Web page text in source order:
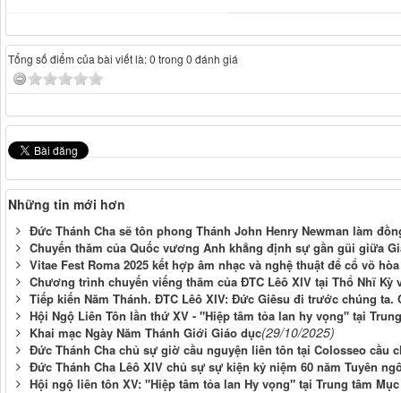
Tổng số điểm của bài viết là: 0 trong 0 đánh giá
Những tin mới hơn
Đức Thánh Cha sẽ tôn phong Thánh John Henry Newman làm
Chuyến thăm của Quốc vương Anh khẳng định sự gần gũi giữa
Vitae Fest Roma 2025 kết hợp âm nhạc và nghệ thuật để cổ võ
Chương trình chuyến viếng thăm của ĐTC Lêô XIV tại Thổ Nhĩ Kỳ
Tiếp kiến Năm Thánh. ĐTC Lêô XIV: Đức Giêsu đi trước chúng
Hội Ngộ Liên Tôn lần thứ XV - "Hiệp tâm tỏa lan hy vọng" tại
Khai mạc Ngày Năm Thánh Giới Giáo dục(29/10/2025)
Đức Thánh Cha chủ sự giờ cầu nguyện liên tôn tại Colosseo cầu
Đức Thánh Cha Lêô XIV chủ sự sự kiện kỷ niệm 60 năm Tuyên
Hội ngộ liên tôn XV: "Hiệp tâm tỏa lan Hy vọng" tại Trung tâm